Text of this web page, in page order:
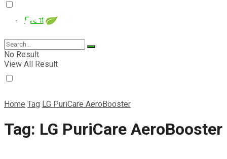
Event
E-Magazine
No Result
View All Result
Home Tag LG PuriCare AeroBooster
Tag: LG PuriCare AeroBooster